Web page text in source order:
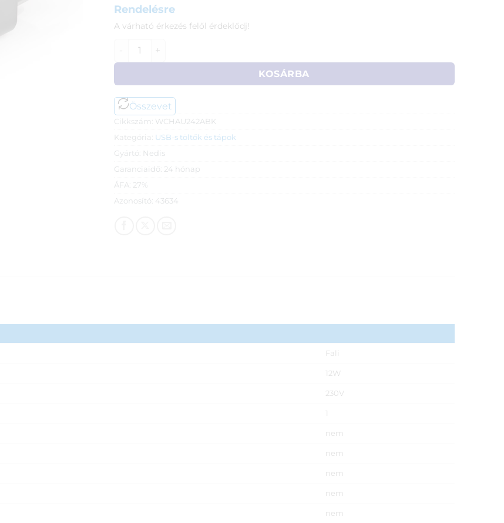
Rendelésre
A várható érkezés felől érdeklődj!
Nedis USB fali töltő (220V) - 2,4 A (fekete) mennyiség
KOSÁRBA
Összevet
Cikkszám: WCHAU242ABK
Kategória: USB-s töltők és tápok
Gyártó: Nedis
Garanciaidő: 24 hónap
ÁFA: 27%
Azonosító: 43634
Fali
12W
230V
1
nem
nem
nem
nem
nem